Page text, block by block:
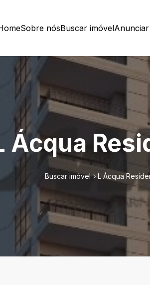
Sobre nósBuscar imóvel
Ácqua
Buscar imóvel L Ácqua